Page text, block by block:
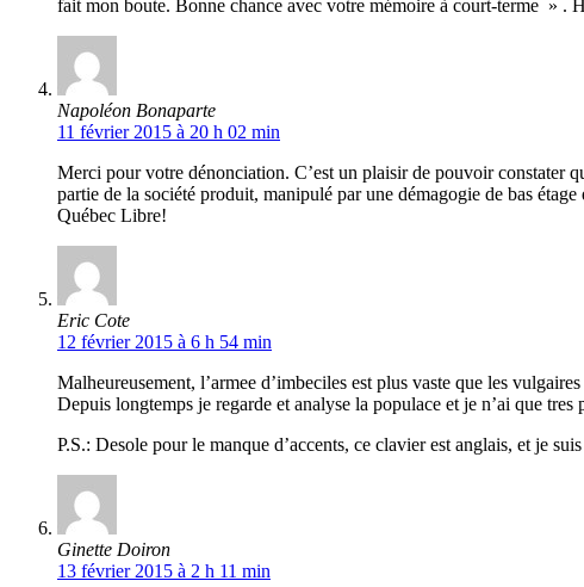
fait mon boute. Bonne chance avec votre mémoire à court-terme » .
Napoléon Bonaparte
11 février 2015 à 20 h 02 min
Merci pour votre dénonciation. C’est un plaisir de pouvoir constater
partie de la société produit, manipulé par une démagogie de bas
Québec Libre!
Eric Cote
12 février 2015 à 6 h 54 min
Malheureusement, l’armee d’imbeciles est plus vaste que les
Depuis longtemps je regarde et analyse la populace et je n’ai que
P.S.: Desole pour le manque d’accents, ce clavier est anglais, et je
Ginette Doiron
13 février 2015 à 2 h 11 min